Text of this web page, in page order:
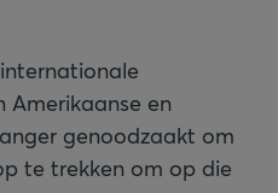
en
genoodzaakt om
te trekken om op die